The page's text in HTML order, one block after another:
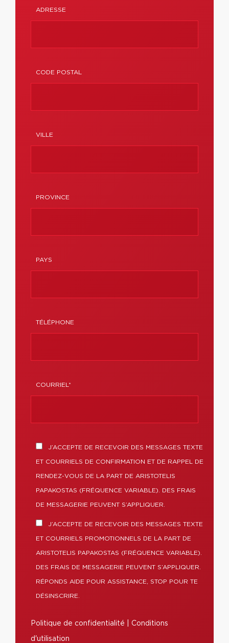
ADRESSE
CODE POSTAL
VILLE
PROVINCE
PAYS
TÉLÉPHONE
COURRIEL*
J’ACCEPTE DE RECEVOIR DES MESSAGES TEXTE
ET COURRIELS DE CONFIRMATION ET DE RAPPEL DE
RENDEZ-VOUS DE LA PART DE ARISTOTELIS
PAPAKOSTAS (FRÉQUENCE VARIABLE). DES FRAIS
DE MESSAGERIE PEUVENT S’APPLIQUER.
J’ACCEPTE DE RECEVOIR DES MESSAGES TEXTE
ET COURRIELS PROMOTIONNELS DE LA PART DE
ARISTOTELIS PAPAKOSTAS (FRÉQUENCE VARIABLE).
DES FRAIS DE MESSAGERIE PEUVENT S’APPLIQUER.
RÉPONDS AIDE POUR ASSISTANCE, STOP POUR TE
DÉSINSCRIRE.
Politique de confidentialité Conditions
d'utilisation